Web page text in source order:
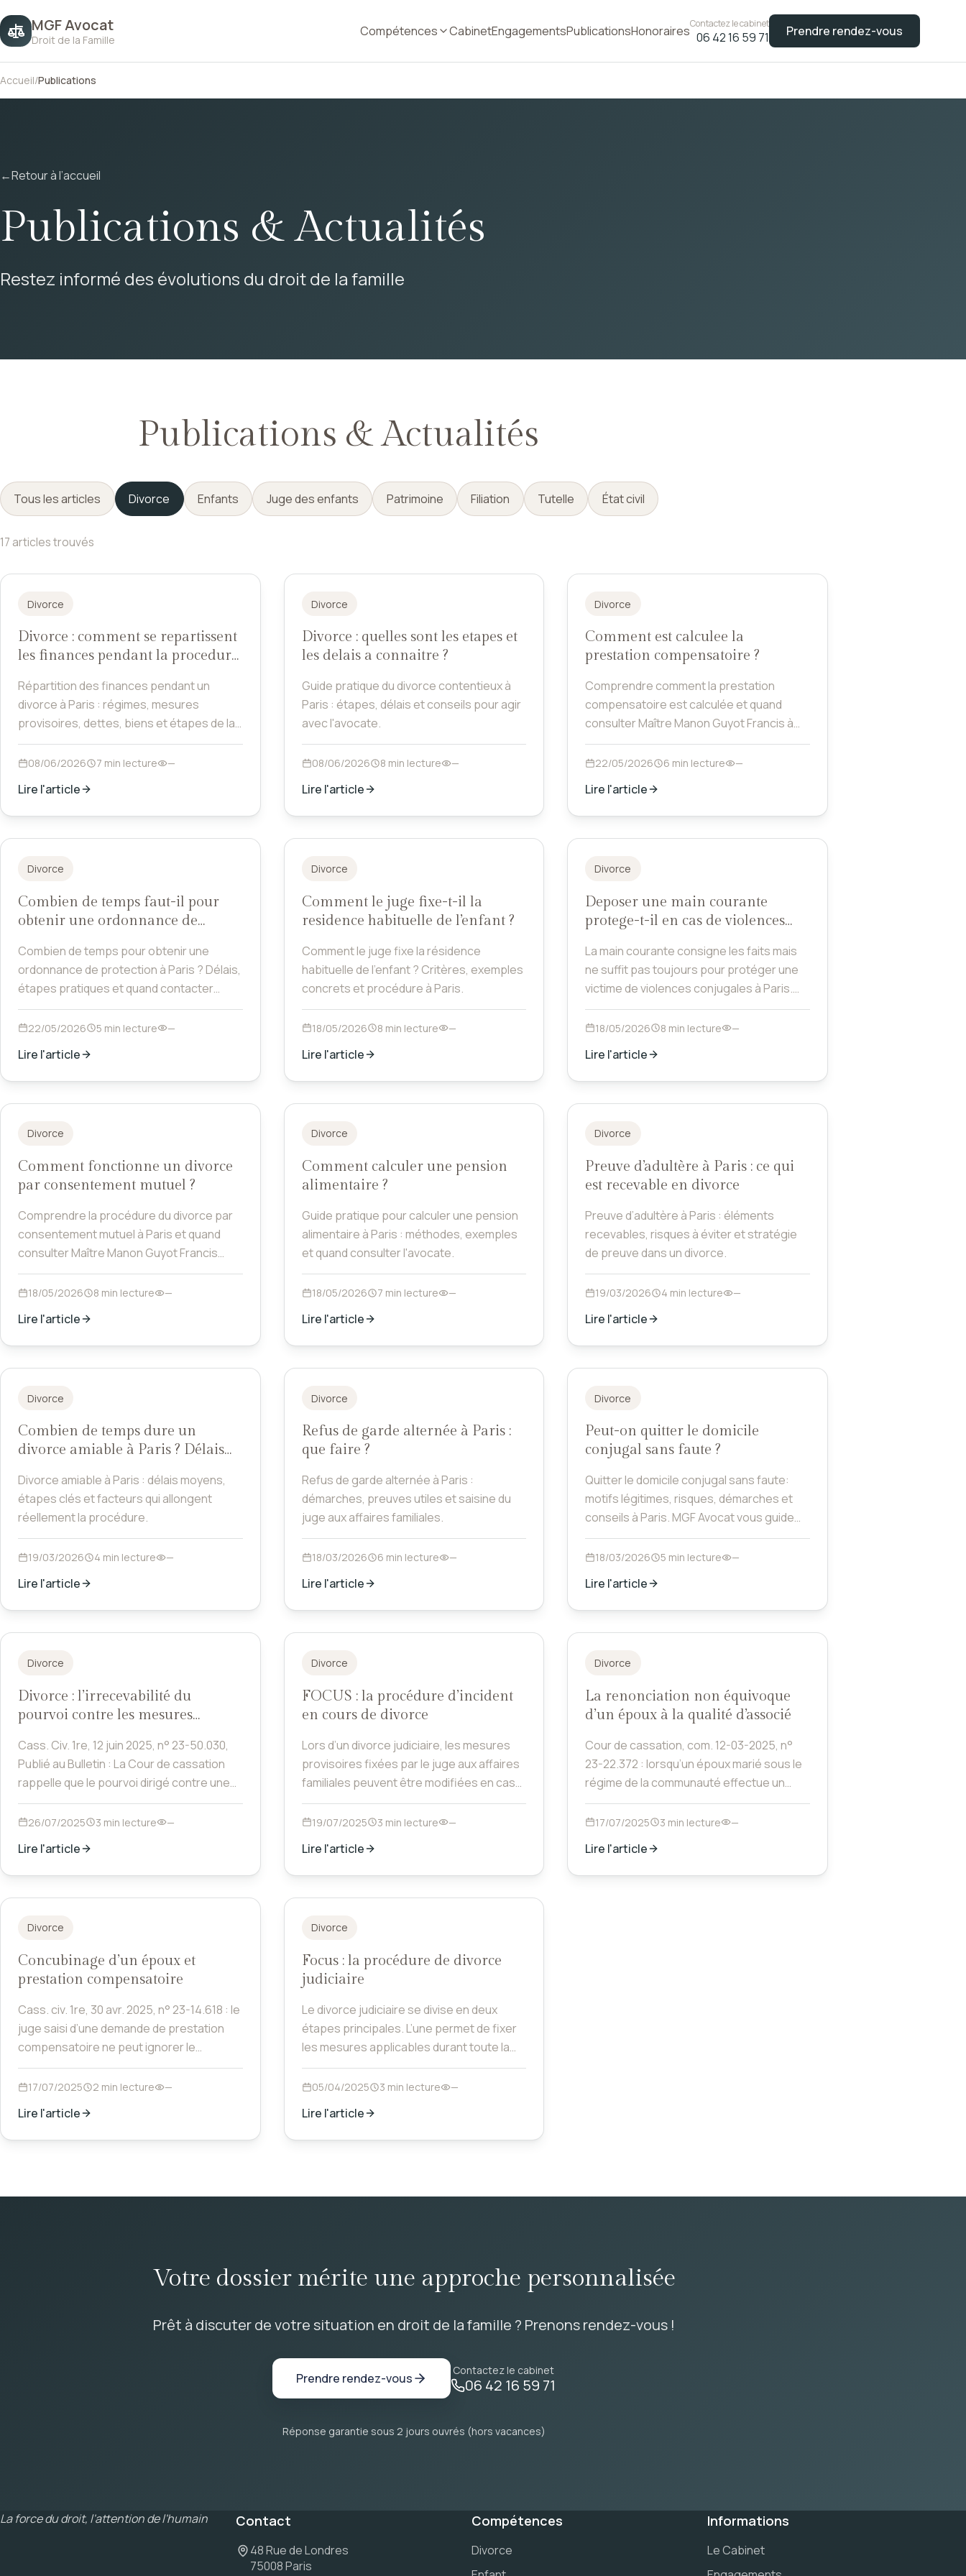
MGF Avocat
Droit de la Famille
Compétences CabinetEngagementsPublicationsHonorairesContactez le cabinet
06 42 16 59 71 Prendre rendez-vous
Accueil/Publications
←Retour à l’accueil
Publications & Actualités
Restez informé des évolutions du droit de la famille
Publications & Actualités
Tous les articles Divorce Enfants Juge des enfants Patrimoine Filiation Tutelle État civil
17 articles trouvés
Divorce
Divorce : comment se repartissent
les finances pendant la procedure
Répartition des finances pendant un
divorce à Paris : régimes, mesures
provisoires, dettes, biens et étapes de la
procédure.
08/06/2026 7 min lecture —
Lire l'article
Divorce
Divorce : quelles sont les etapes et
les delais a connaitre ?
Guide pratique du divorce contentieux à
Paris : étapes, délais et conseils pour agir
avec l'avocate.
08/06/2026 8 min lecture —
Lire l'article
Divorce
Comment est calculee la
prestation compensatoire ?
Comprendre comment la prestation
compensatoire est calculée et quand
consulter Maître Manon Guyot Francis à
Paris.
22/05/2026 6 min lecture —
Lire l'article
Divorce
Combien de temps faut-il pour
obtenir une ordonnance de
Combien de temps pour obtenir une
ordonnance de protection à Paris ? Délais,
étapes pratiques et quand contacter
Maître Manon Guyot Francis.
22/05/2026 5 min lecture —
Lire l'article
Divorce
Comment le juge fixe-t-il la
residence habituelle de l’enfant ?
Comment le juge fixe la résidence
habituelle de l'enfant ? Critères, exemples
concrets et procédure à Paris.
18/05/2026 8 min lecture —
Lire l'article
Divorce
Deposer une main courante
protege-t-il en cas de violences
La main courante consigne les faits mais
ne suffit pas toujours pour protéger une
victime de violences conjugales à Paris.
Explications et démarches.
18/05/2026 8 min lecture —
Lire l'article
Divorce
Comment fonctionne un divorce
par consentement mutuel ?
Comprendre la procédure du divorce par
consentement mutuel à Paris et quand
consulter Maître Manon Guyot Francis
pour sécuriser l'accord.
18/05/2026 8 min lecture —
Lire l'article
Divorce
Comment calculer une pension
alimentaire ?
Guide pratique pour calculer une pension
alimentaire à Paris : méthodes, exemples
et quand consulter l'avocate.
18/05/2026 7 min lecture —
Lire l'article
Divorce
Preuve d’adultère à Paris : ce qui
est recevable en divorce
Preuve d’adultère à Paris : éléments
recevables, risques à éviter et stratégie
de preuve dans un divorce.
19/03/2026 4 min lecture —
Lire l'article
Divorce
Combien de temps dure un
divorce amiable à Paris ? Délais
Divorce amiable à Paris : délais moyens,
étapes clés et facteurs qui allongent
réellement la procédure.
19/03/2026 4 min lecture —
Lire l'article
Divorce
Refus de garde alternée à Paris :
que faire ?
Refus de garde alternée à Paris :
démarches, preuves utiles et saisine du
juge aux affaires familiales.
18/03/2026 6 min lecture —
Lire l'article
Divorce
Peut-on quitter le domicile
conjugal sans faute ?
Quitter le domicile conjugal sans faute:
motifs légitimes, risques, démarches et
conseils à Paris. MGF Avocat vous guide
en toute sécurité.
18/03/2026 5 min lecture —
Lire l'article
Divorce
Divorce : l’irrecevabilité du
pourvoi contre les mesures
Cass. Civ. 1re, 12 juin 2025, n° 23-50.030,
Publié au Bulletin : La Cour de cassation
rappelle que le pourvoi dirigé contre une
ordonnance relative aux mesures
provisoires dans le cadre d’une procédure
indépendamment de la décision au fond,
sauf hypothèse d’excès de pouvoir.
26/07/2025 3 min lecture —
Lire l'article
Divorce
FOCUS : la procédure d’incident
en cours de divorce
Lors d’un divorce judiciaire, les mesures
provisoires fixées par le juge aux affaires
familiales peuvent être modifiées en cas
d’élément nouveau, postérieur et
déterminant. Cette demande de
d’incident », distincte de la procédure
principale.
19/07/2025 3 min lecture —
Lire l'article
Divorce
La renonciation non équivoque
d’un époux à la qualité d’associé
Cour de cassation, com. 12-03-2025, n°
23-22.372 : lorsqu’un époux marié sous le
régime de la communauté effectue un
apport à une société avec des fonds
communs, l’autre époux peut renoncer à la
condition que cette renonciation soit sans
équivoque.
17/07/2025 3 min lecture —
Lire l'article
Divorce
Concubinage d’un époux et
prestation compensatoire
Cass. civ. 1re, 30 avr. 2025, n° 23-14.618 : le
juge saisi d’une demande de prestation
compensatoire ne peut ignorer le
concubinage post-séparation d'un époux.
17/07/2025 2 min lecture —
Lire l'article
Divorce
Focus : la procédure de divorce
judiciaire
Le divorce judiciaire se divise en deux
étapes principales. L’une permet de fixer
les mesures applicables durant toute la
procédure de divorce, l’autre permet de
fixer les mesures qui s’appliqueront à
représentation par avocat est obligatoire
devant le juge aux affaires familiales.
05/04/2025 3 min lecture —
Lire l'article
Votre dossier mérite une approche personnalisée
Prêt à discuter de votre situation en droit de la famille ? Prenons rendez-vous !
Prendre rendez-vous
Contactez le cabinet
06 42 16 59 71
Réponse garantie sous 2 jours ouvrés (hors vacances)
La force du droit, l'attention de l'humain Contact
48 Rue de Londres
75008 Paris
Compétences
Divorce
Informations
Le Cabinet